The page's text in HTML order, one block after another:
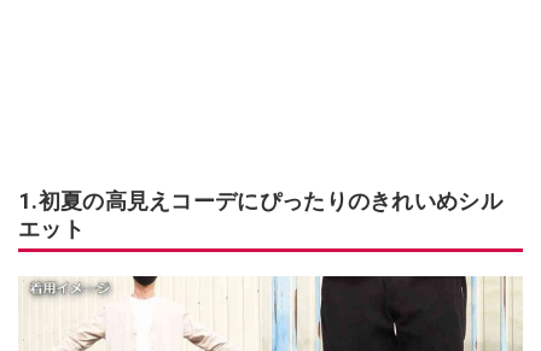
1.初夏の高見えコーデにぴったりのきれいめシル
エット